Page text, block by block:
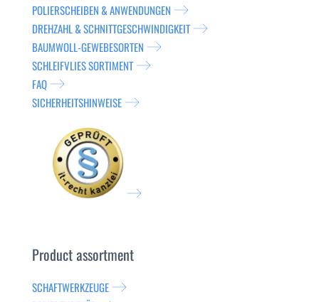
POLIERSCHEIBEN & ANWENDUNGEN
DREHZAHL & SCHNITTGESCHWINDIGKEIT
BAUMWOLL-GEWEBESORTEN
SCHLEIFVLIES SORTIMENT
FAQ
SICHERHEITSHINWEISE
Product assortment
SCHAFTWERKZEUGE